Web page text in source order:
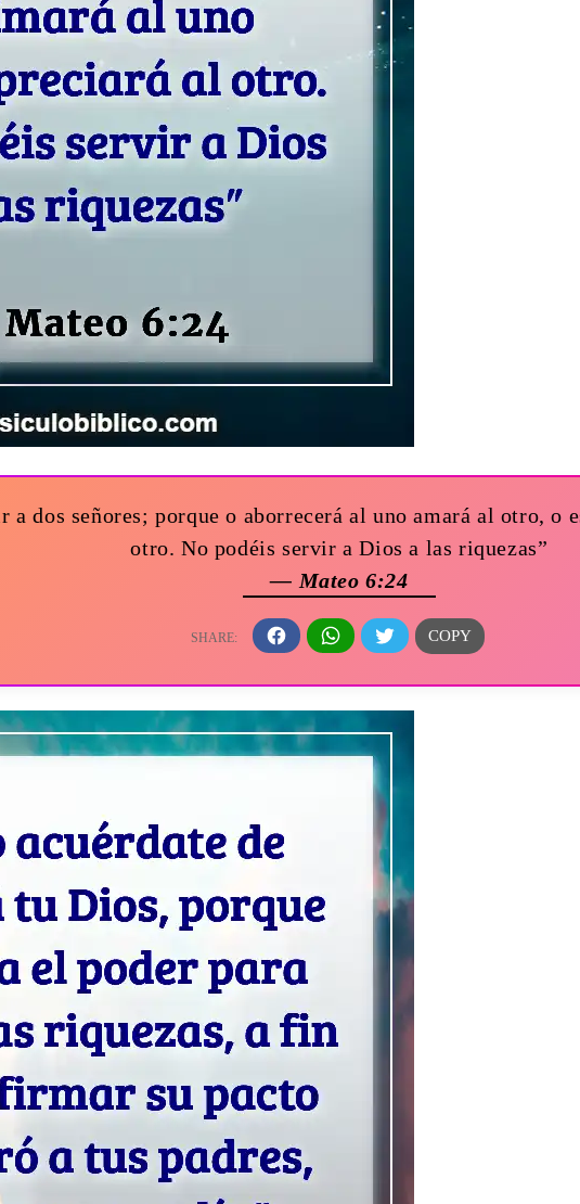
a dos señores; porque o aborrecerá al uno amará al otro, o
otro. No podéis servir a Dios a las riquezas”
— Mateo 6:24